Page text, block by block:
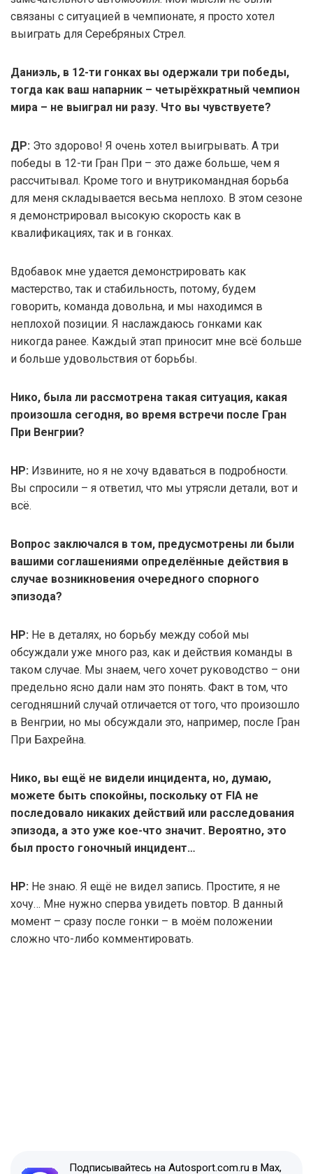
связаны с ситуацией в чемпионате, я просто хотел
выиграть для Серебряных Стрел.
Даниэль, в 12-ти гонках вы одержали три победы,
тогда как ваш напарник – четырёхкратный чемпион
мира – не выиграл ни разу. Что вы чувствуете?
ДР: Это здорово! Я очень хотел выигрывать. А три
победы в 12-ти Гран При – это даже больше, чем я
рассчитывал. Кроме того и внутрикомандная борьба
для меня складывается весьма неплохо. В этом сезоне
я демонстрировал высокую скорость как в
квалификациях, так и в гонках.
Вдобавок мне удается демонстрировать как
мастерство, так и стабильность, потому, будем
говорить, команда довольна, и мы находимся в
неплохой позиции. Я наслаждаюсь гонками как
никогда ранее. Каждый этап приносит мне всё больше
и больше удовольствия от борьбы.
Нико, была ли рассмотрена такая ситуация, какая
произошла сегодня, во время встречи после Гран
При Венгрии?
НР: Извините, но я не хочу вдаваться в подробности.
Вы спросили – я ответил, что мы утрясли детали, вот и
всё.
Вопрос заключался в том, предусмотрены ли были
вашими соглашениями определённые действия в
случае возникновения очередного спорного
эпизода?
НР: Не в деталях, но борьбу между собой мы
обсуждали уже много раз, как и действия команды в
таком случае. Мы знаем, чего хочет руководство – они
предельно ясно дали нам это понять. Факт в том, что
сегодняшний случай отличается от того, что произошло
в Венгрии, но мы обсуждали это, например, после Гран
При Бахрейна.
Нико, вы ещё не видели инцидента, но, думаю,
можете быть спокойны, поскольку от FIA не
последовало никаких действий или расследования
эпизода, а это уже кое-что значит. Вероятно, это
был просто гоночный инцидент…
НР: Не знаю. Я ещё не видел запись. Простите, я не
хочу… Мне нужно сперва увидеть повтор. В данный
момент – сразу после гонки – в моём положении
сложно что-либо комментировать.
Подписывайтесь на Autosport.com.ru в Max,